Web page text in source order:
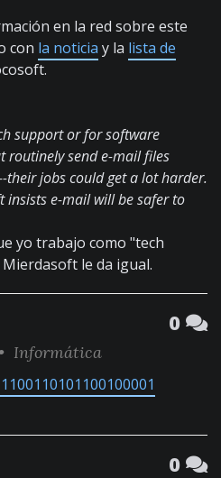
en la red sobre este
con la noticia y la lista de
support or for software
routinely send e-mail files
their jobs could get a lot harder.
insists e-mail will be safer to
yo trabajo como "tech
le da igual.
0
Informática
0